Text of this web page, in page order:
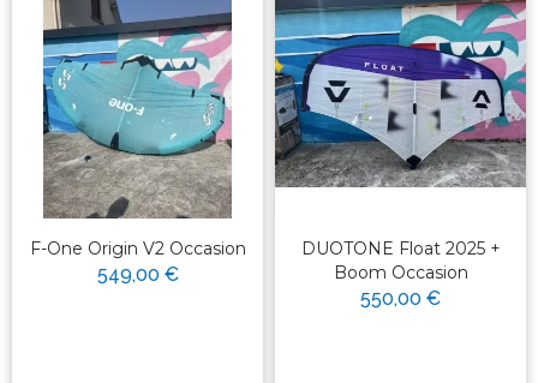
F-One Origin V2 Occasion
549,00 €
DUOTONE Float 2025 +
Boom Occasion
550,00 €